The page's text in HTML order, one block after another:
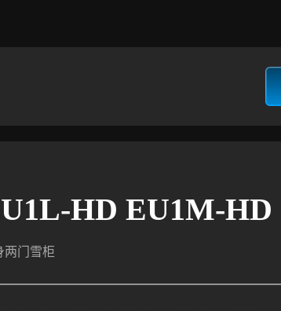
HD EU1M-HD
两门雪柜